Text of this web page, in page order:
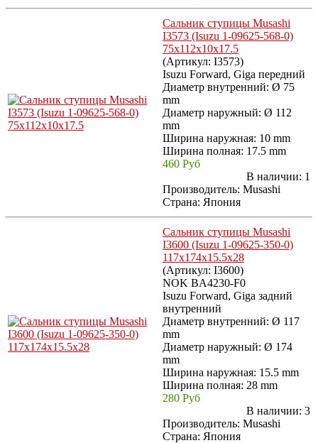
Сальник ступицы Musashi
I3573 (Isuzu 1-09625-568-0)
75x112x10x17.5
(Артикул: I3573)
Isuzu Forward, Giga передний
Диаметр внутренний: Ø 75
mm
Диаметр наружный: Ø 112
mm
Ширина наружная: 10 mm
Ширина полная: 17.5 mm
460 Руб
В наличии: 1
Производитель: Musashi
Страна: Япония
Сальник ступицы Musashi
I3600 (Isuzu 1-09625-350-0)
117x174x15.5x28
(Артикул: I3600)
NOK BA4230-F0
Isuzu Forward, Giga задний
внутренний
Диаметр внутренний: Ø 117
mm
Диаметр наружный: Ø 174
mm
Ширина наружная: 15.5 mm
Ширина полная: 28 mm
280 Руб
В наличии: 3
Производитель: Musashi
Страна: Япония